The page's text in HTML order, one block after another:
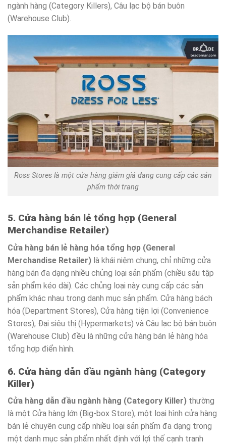
ngành hàng (Category Killers), Câu lạc bộ bán buôn
(Warehouse Club).
Ross Stores là một cửa hàng giảm giá đang cung cấp các sản
phẩm thời trang
5. Cửa hàng bán lẻ tổng hợp (General
Merchandise Retailer)
Cửa hàng bán lẻ hàng hóa tổng hợp (General
Merchandise Retailer) là khái niệm chung, chỉ những cửa
hàng bán đa dạng nhiều chủng loại sản phẩm (chiều sâu tập
sản phẩm kéo dài). Các chủng loại này cung cấp các sản
phẩm khác nhau trong danh mục sản phẩm. Cửa hàng bách
hóa (Department Stores), Cửa hàng tiện lợi (Convenience
Stores), Đại siêu thị (Hypermarkets) và Câu lạc bộ bán buôn
(Warehouse Club) đều là những cửa hàng bán lẻ hàng hóa
tổng hợp điển hình.
6. Cửa hàng dẫn đầu ngành hàng (Category
Killer)
Cửa hàng dẫn đầu ngành hàng (Category Killer) thường
là một Cửa hàng lớn (Big-box Store), một loại hình cửa hàng
bán lẻ chuyên cung cấp nhiều loại sản phẩm đa dạng trong
một danh mục sản phẩm nhất định với lợi thế cạnh tranh